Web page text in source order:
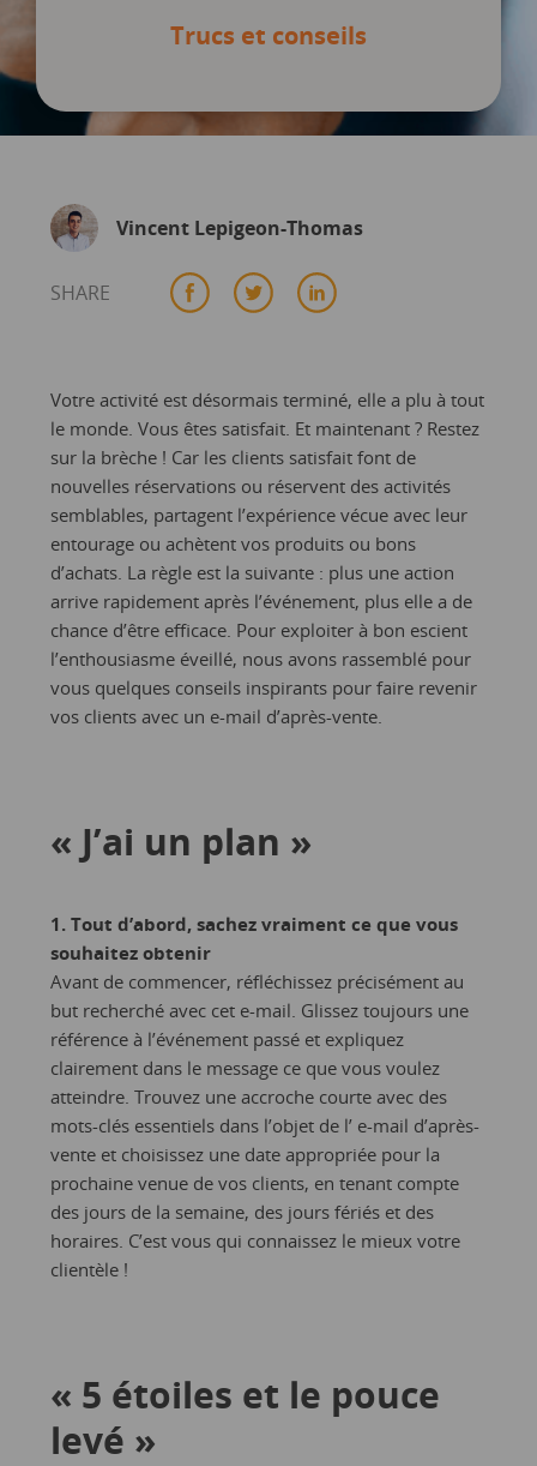
Trucs et conseils
Vincent Lepigeon-Thomas
SHARE
Votre activité est désormais terminé, elle a plu à tout
le monde. Vous êtes satisfait. Et maintenant ? Restez
sur la brèche ! Car les clients satisfait font de
nouvelles réservations ou réservent des activités
semblables, partagent l’expérience vécue avec leur
entourage ou achètent vos produits ou bons
d’achats. La règle est la suivante : plus une action
arrive rapidement après l’événement, plus elle a de
chance d’être efficace. Pour exploiter à bon escient
l’enthousiasme éveillé, nous avons rassemblé pour
vous quelques conseils inspirants pour faire revenir
vos clients avec un e-mail d’après-vente.
« J’ai un plan »
1. Tout d’abord, sachez vraiment ce que vous
souhaitez obtenir
Avant de commencer, réfléchissez précisément au
but recherché avec cet e-mail. Glissez toujours une
référence à l’événement passé et expliquez
clairement dans le message ce que vous voulez
atteindre. Trouvez une accroche courte avec des
mots-clés essentiels dans l’objet de l’ e-mail d’après-
vente et choisissez une date appropriée pour la
prochaine venue de vos clients, en tenant compte
des jours de la semaine, des jours fériés et des
horaires. C’est vous qui connaissez le mieux votre
clientèle !
« 5 étoiles et le pouce
levé »